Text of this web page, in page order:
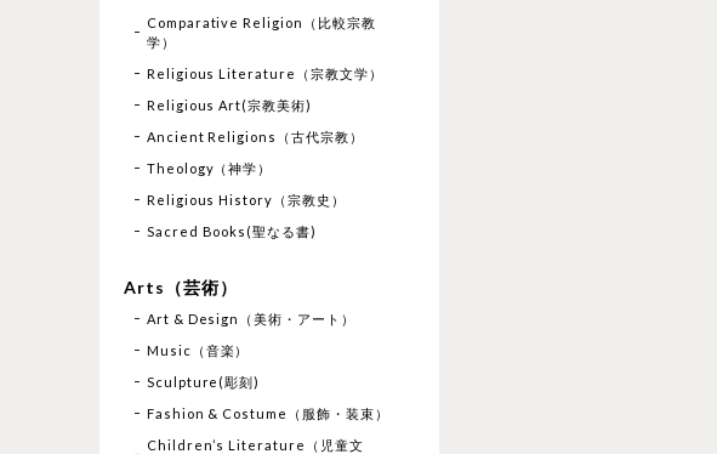
Comparative Religion（比較宗教
学）
Religious Literature（宗教文学）
Religious Art(宗教美術)
Ancient Religions（古代宗教）
Theology（神学）
Religious History（宗教史）
Sacred Books(聖なる書)
Arts（芸術）
Art & Design（美術・アート）
Music（音楽）
Sculpture(彫刻)
Fashion & Costume（服飾・装束）
Children’s Literature（児童文